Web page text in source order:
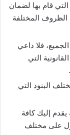
قام بها لضمان
الظروف المختلفة
فلا داعي
التي
البنود التي
إليك كافة
على مختلف